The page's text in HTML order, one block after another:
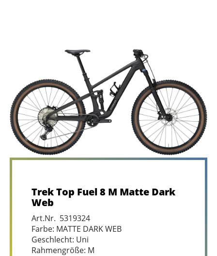
Trek Top Fuel 8 M Matte Dark
Web
Art.Nr. 5319324
Farbe: MATTE DARK WEB
Geschlecht: Uni
Rahmengröße: M